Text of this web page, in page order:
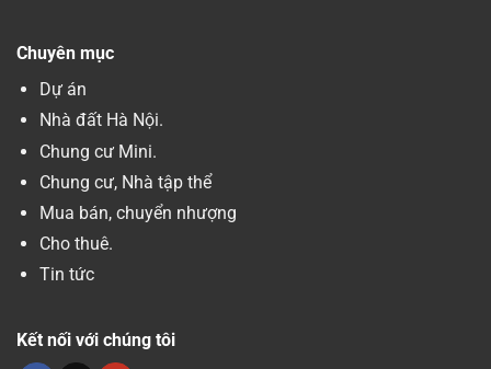
Chuyên mục
Dự án
Nhà đất Hà Nội.
Chung cư Mini.
Chung cư, Nhà tập thể
Mua bán, chuyển nhượng
Cho thuê.
Tin tức
Kết nối với chúng tôi